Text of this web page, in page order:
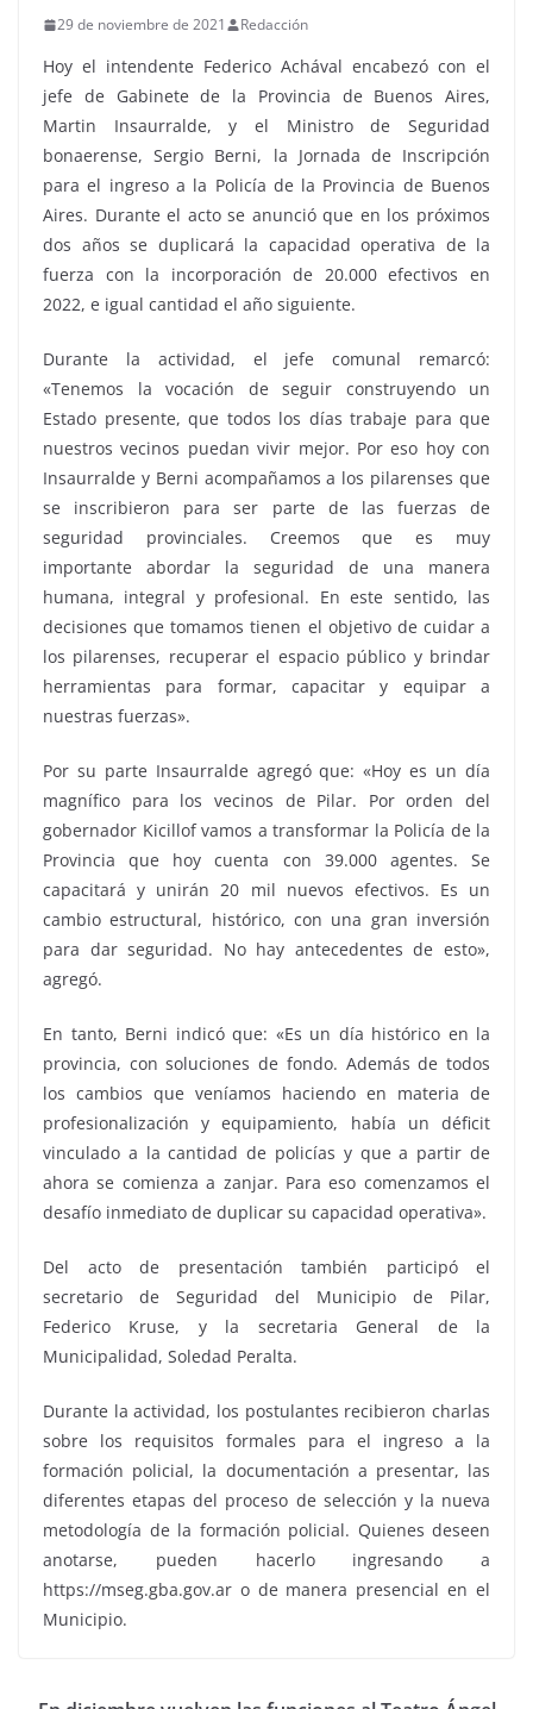
29 de noviembre de 2021 Redacción
Hoy el intendente Federico Achával encabezó con el
jefe de Gabinete de la Provincia de Buenos Aires,
Martin Insaurralde, y el Ministro de Seguridad
bonaerense, Sergio Berni, la Jornada de Inscripción
para el ingreso a la Policía de la Provincia de Buenos
Aires. Durante el acto se anunció que en los próximos
dos años se duplicará la capacidad operativa de la
fuerza con la incorporación de 20.000 efectivos en
2022, e igual cantidad el año siguiente.
Durante la actividad, el jefe comunal remarcó:
«Tenemos la vocación de seguir construyendo un
Estado presente, que todos los días trabaje para que
nuestros vecinos puedan vivir mejor. Por eso hoy con
Insaurralde y Berni acompañamos a los pilarenses que
se inscribieron para ser parte de las fuerzas de
seguridad provinciales. Creemos que es muy
importante abordar la seguridad de una manera
humana, integral y profesional. En este sentido, las
decisiones que tomamos tienen el objetivo de cuidar a
los pilarenses, recuperar el espacio público y brindar
herramientas para formar, capacitar y equipar a
nuestras fuerzas».
Por su parte Insaurralde agregó que: «Hoy es un día
magnífico para los vecinos de Pilar. Por orden del
gobernador Kicillof vamos a transformar la Policía de la
Provincia que hoy cuenta con 39.000 agentes. Se
capacitará y unirán 20 mil nuevos efectivos. Es un
cambio estructural, histórico, con una gran inversión
para dar seguridad. No hay antecedentes de esto»,
agregó.
En tanto, Berni indicó que: «Es un día histórico en la
provincia, con soluciones de fondo. Además de todos
los cambios que veníamos haciendo en materia de
profesionalización y equipamiento, había un déficit
vinculado a la cantidad de policías y que a partir de
ahora se comienza a zanjar. Para eso comenzamos el
desafío inmediato de duplicar su capacidad operativa».
Del acto de presentación también participó el
secretario de Seguridad del Municipio de Pilar,
Federico Kruse, y la secretaria General de la
Municipalidad, Soledad Peralta.
Durante la actividad, los postulantes recibieron charlas
sobre los requisitos formales para el ingreso a la
formación policial, la documentación a presentar, las
diferentes etapas del proceso de selección y la nueva
metodología de la formación policial. Quienes deseen
anotarse, pueden hacerlo ingresando a
https://mseg.gba.gov.ar o de manera presencial en el
Municipio.